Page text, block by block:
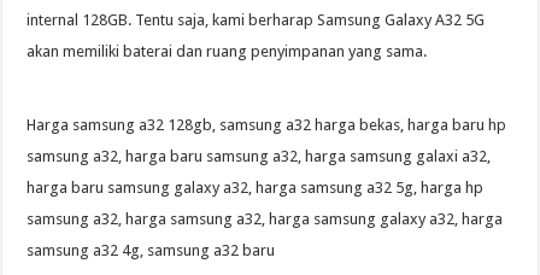
internal 128GB. Tentu saja, kami berharap Samsung Galaxy A32 5G
akan memiliki baterai dan ruang penyimpanan yang sama.
Harga samsung a32 128gb, samsung a32 harga bekas, harga baru hp
samsung a32, harga baru samsung a32, harga samsung galaxi a32,
harga baru samsung galaxy a32, harga samsung a32 5g, harga hp
samsung a32, harga samsung a32, harga samsung galaxy a32, harga
samsung a32 4g, samsung a32 baru